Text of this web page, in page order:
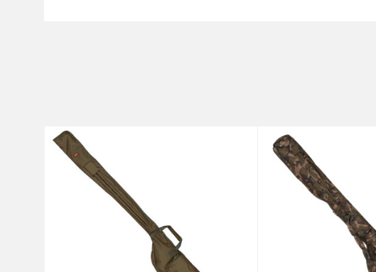
Anti-spam zaštita - izračunajte koliko je 6 -